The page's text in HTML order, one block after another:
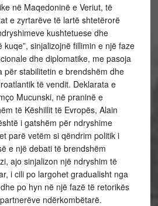
në Maqedoninë e Veriut, të
e zyrtarëve të lartë shtetërorë
kushtetuese dhe
kuqe”, sinjalizojnë fillimin e një faze
dhe diplomatike, me pasoja
për stabilitetin e brendshëm dhe
të vendit. Deklarata e
Mucunski, në praninë e
të Këshillit të Evropës, Alain
i gatshëm për ndryshime
parë vetëm si qëndrim politik i
e një debati të brendshëm
ajo sinjalizon një ndryshim të
i cili po largohet gradualisht nga
po hyn në një fazë të retorikës
ndërkombëtarë.